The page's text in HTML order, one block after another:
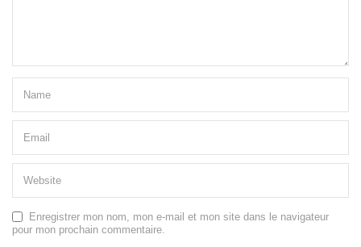
Enregistrer mon nom, mon e-mail et mon site dans le navigateur
pour mon prochain commentaire.